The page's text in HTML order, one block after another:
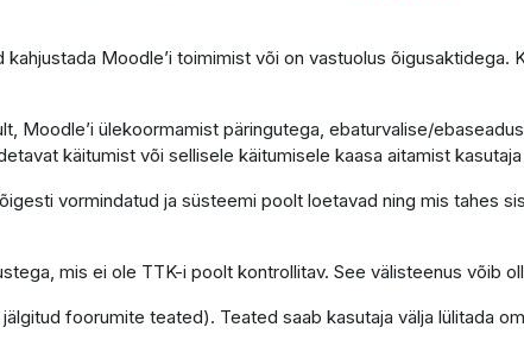
Moodle’i toimimist või on vastuolus
Moodle’i ülekoormamist päringutega, ebaturvalise/
käitumist või sellisele käitumisele kaasa aitamist
vormindatud ja süsteemi poolt loetavad ning mis tahes
mis ei ole TTK-i poolt kontrollitav. See välisteenus võib
foorumite teated). Teated saab kasutaja välja lülitada